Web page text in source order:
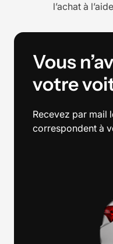
l’achat à
Vous
votre
Recevez par mail
correspondent à